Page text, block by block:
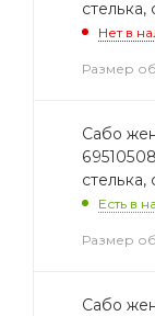
Нет в
Размер
Сабо
Есть в
Размер
Сабо